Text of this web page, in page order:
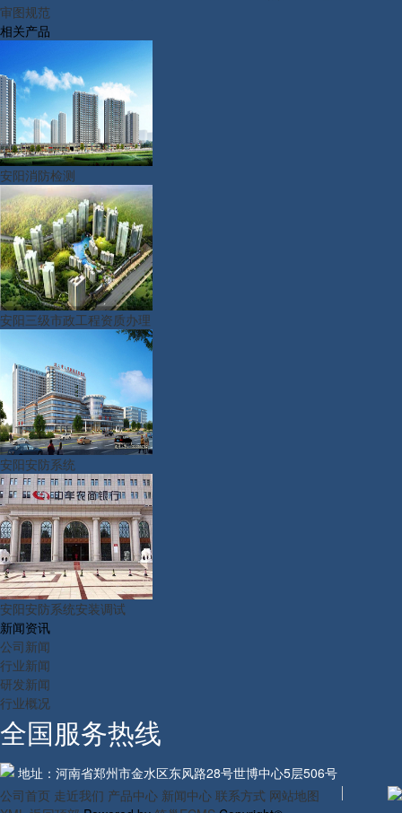
审图规范
相关产品
安阳消防检测
安阳三级市政工程资质办理
安阳安防系统
安阳安防系统安装调试
新闻资讯
公司新闻
行业新闻
研发新闻
行业概况
全国服务热线
地址：河南省郑州市金水区东风路28号世博中心5层506号
公司首页 走近我们 产品中心 新闻中心 联系方式 网站地图